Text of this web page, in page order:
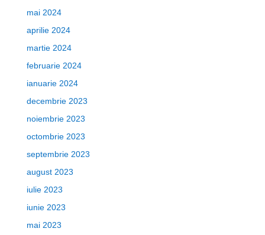
mai 2024
aprilie 2024
martie 2024
februarie 2024
ianuarie 2024
decembrie 2023
noiembrie 2023
octombrie 2023
septembrie 2023
august 2023
iulie 2023
iunie 2023
mai 2023